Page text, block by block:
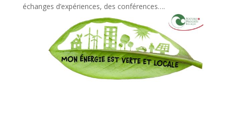
échanges d’expériences, des conférences….